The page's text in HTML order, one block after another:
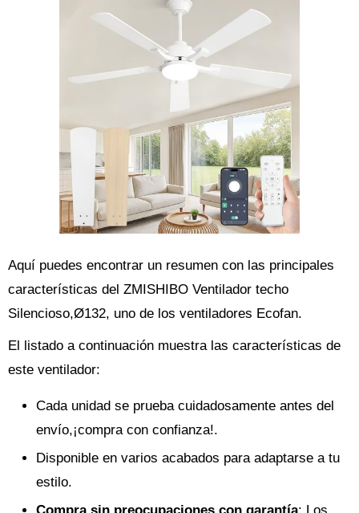
Aquí puedes encontrar un resumen con las principales
características del ZMISHIBO Ventilador techo
Silencioso,Ø132, uno de los ventiladores Ecofan.
El listado a continuación muestra las características de
este ventilador:
Cada unidad se prueba cuidadosamente antes del
envío,¡compra con confianza!.
Disponible en varios acabados para adaptarse a tu
estilo.